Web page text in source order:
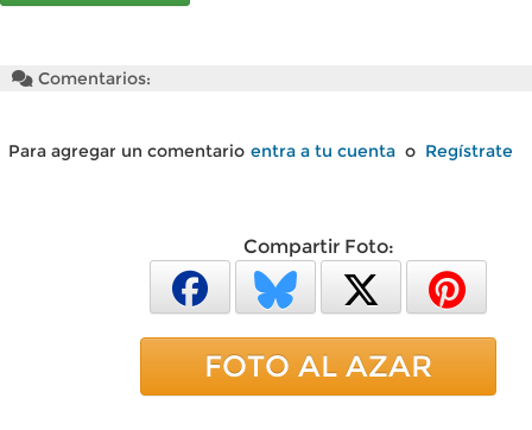
Comentarios:
Para agregar un comentario entra a tu cuenta o Regístrate
Compartir Foto:
FOTO AL AZAR